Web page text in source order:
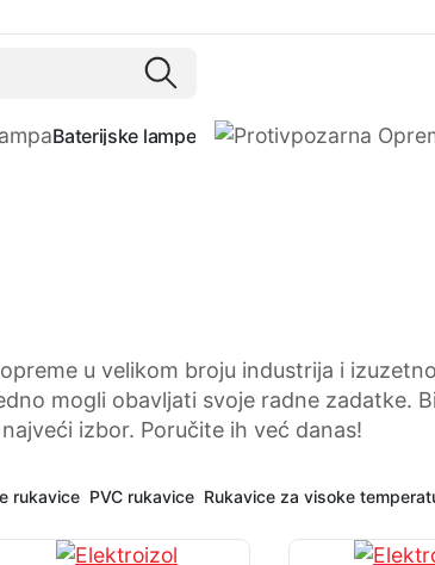
Baterijske lampe
u velikom broju industrija i
mogli obavljati svoje radne zadatke.
izbor. Poručite ih već danas!
rukavice PVC rukavice Rukavice za visoke